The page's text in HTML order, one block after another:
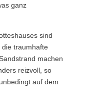
ganz
sind
traumhafte
machen
reizvoll, so
auf dem